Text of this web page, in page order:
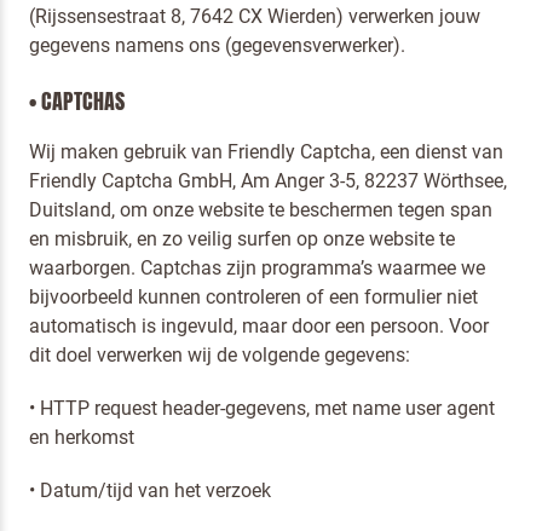
(Rijssensestraat 8, 7642 CX Wierden) verwerken jouw
gegevens namens ons (gegevensverwerker).
• CAPTCHAS
Wij maken gebruik van Friendly Captcha, een dienst van
Friendly Captcha GmbH, Am Anger 3-5, 82237 Wörthsee,
Duitsland, om onze website te beschermen tegen span
en misbruik, en zo veilig surfen op onze website te
waarborgen. Captchas zijn programma’s waarmee we
bijvoorbeeld kunnen controleren of een formulier niet
automatisch is ingevuld, maar door een persoon. Voor
dit doel verwerken wij de volgende gegevens:
• HTTP request header-gegevens, met name user agent
en herkomst
• Datum/tijd van het verzoek